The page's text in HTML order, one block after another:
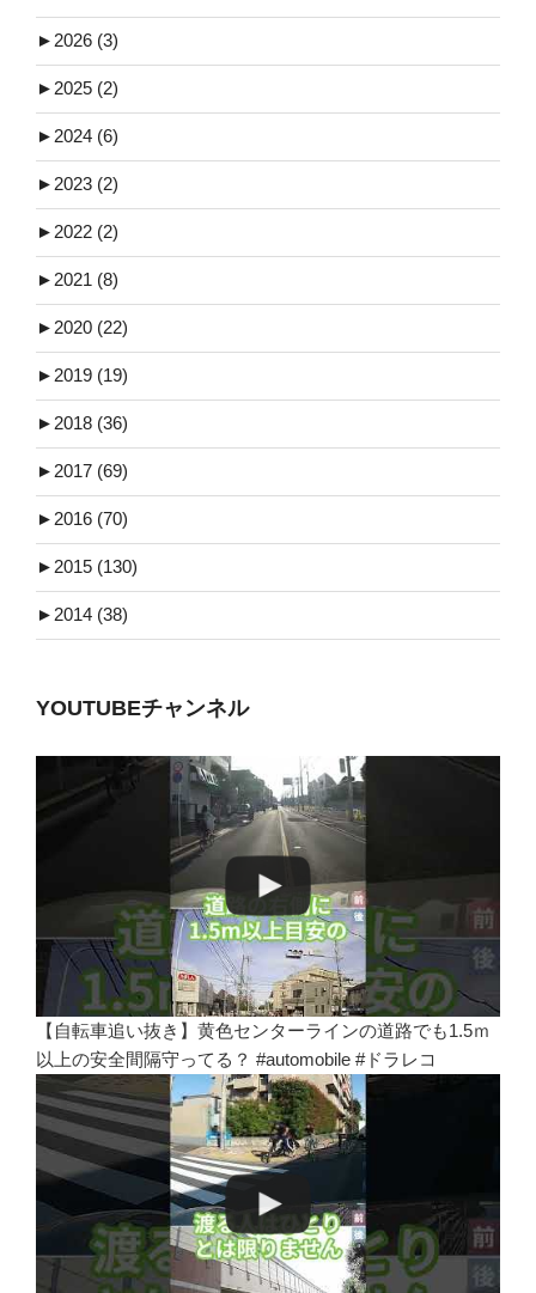
► 2026 (3)
► 2025 (2)
► 2024 (6)
► 2023 (2)
► 2022 (2)
► 2021 (8)
► 2020 (22)
► 2019 (19)
► 2018 (36)
► 2017 (69)
► 2016 (70)
► 2015 (130)
► 2014 (38)
YOUTUBEチャンネル
【自転車追い抜き】黄色センターラインの道路でも1.5ｍ
以上の安全間隔守ってる？ #automobile #ドラレコ